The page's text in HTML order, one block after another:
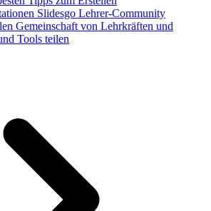
Slidesgo Lehrer-Community
Gemeinschaft von Lehrkräften und
Tools teilen